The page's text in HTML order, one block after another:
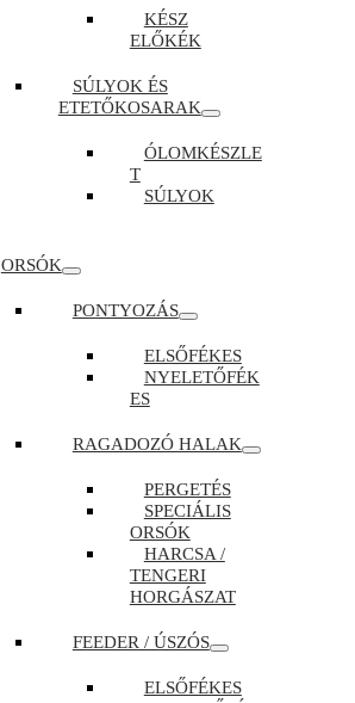
KÉSZ
ELŐKÉK
SÚLYOK ÉS
ETETŐKOSARAK
ÓLOMKÉSZLE
T
SÚLYOK
ORSÓK
PONTYOZÁS
ELSŐFÉKES
NYELETŐFÉK
ES
RAGADOZÓ HALAK
PERGETÉS
SPECIÁLIS
ORSÓK
HARCSA /
TENGERI
HORGÁSZAT
FEEDER / ÚSZÓS
ELSŐFÉKES